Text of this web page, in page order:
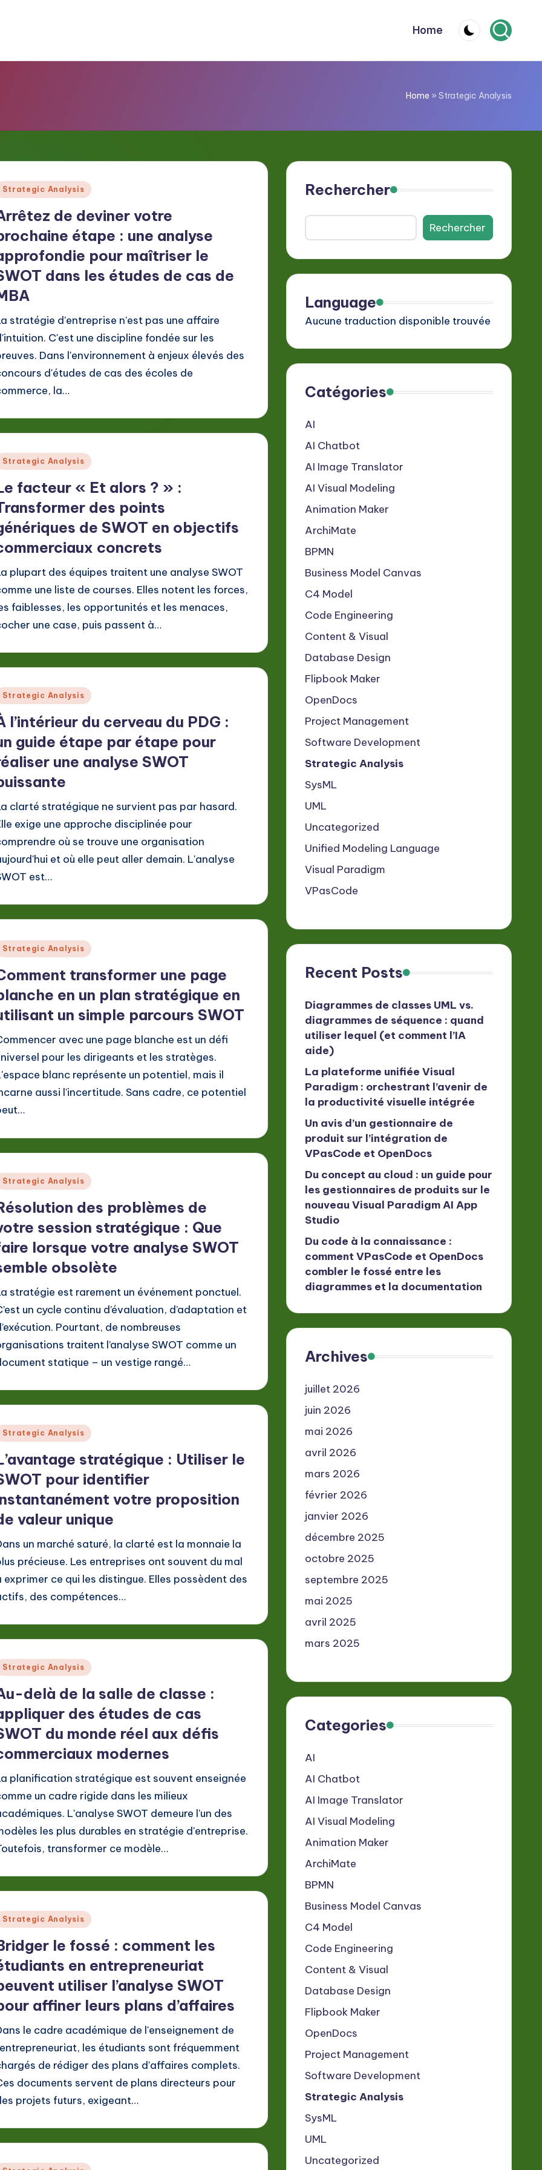
Home
Home » Strategic Analysis
Strategic Analysis
de deviner votre
étape : une analyse
pour maîtriser le
dans les études de cas de
stratégie d'entreprise n'est pas une affaire
C'est une discipline fondée sur les
Dans l'environnement à enjeux élevés des
d'études de cas des écoles de
la…
Strategic Analysis
facteur « Et alors ? » :
des points
de SWOT en objectifs
concrets
plupart des équipes traitent une analyse SWOT
une liste de courses. Elles notent les forces,
faiblesses, les opportunités et les menaces,
une case, puis passent à…
Strategic Analysis
l’intérieur du cerveau du PDG :
guide étape par étape pour
une analyse SWOT
clarté stratégique ne survient pas par hasard.
exige une approche disciplinée pour
où se trouve une organisation
et où elle peut aller demain. L'analyse
est…
Strategic Analysis
transformer une page
en un plan stratégique en
un simple parcours SWOT
avec une page blanche est un défi
pour les dirigeants et les stratèges.
blanc représente un potentiel, mais il
aussi l'incertitude. Sans cadre, ce potentiel
Strategic Analysis
des problèmes de
session stratégique : Que
lorsque votre analyse SWOT
obsolète
stratégie est rarement un événement ponctuel.
un cycle continu d’évaluation, d’adaptation et
Pourtant, de nombreuses
traitent l’analyse SWOT comme un
statique – un vestige rangé…
Strategic Analysis
stratégique : Utiliser le
pour identifier
votre proposition
valeur unique
un marché saturé, la clarté est la monnaie la
précieuse. Les entreprises ont souvent du mal
exprimer ce qui les distingue. Elles possèdent des
des compétences…
Strategic Analysis
delà de la salle de classe :
des études de cas
du monde réel aux défis
modernes
planification stratégique est souvent enseignée
un cadre rigide dans les milieux
L'analyse SWOT demeure l'un des
les plus durables en stratégie d'entreprise.
transformer ce modèle…
Strategic Analysis
le fossé : comment les
en entrepreneuriat
utiliser l’analyse SWOT
affiner leurs plans d’affaires
le cadre académique de l'enseignement de
les étudiants sont fréquemment
de rédiger des plans d'affaires complets.
documents servent de plans directeurs pour
projets futurs, exigeant…
Rechercher
Rechercher
Language
Aucune traduction disponible trouvée
Catégories
AI
AI Chatbot
AI Image Translator
AI Visual Modeling
Animation Maker
ArchiMate
BPMN
Business Model Canvas
C4 Model
Code Engineering
Content & Visual
Database Design
Flipbook Maker
OpenDocs
Project Management
Software Development
Strategic Analysis
SysML
UML
Uncategorized
Unified Modeling Language
Visual Paradigm
VPasCode
Recent Posts
Diagrammes de classes UML vs.
diagrammes de séquence : quand
utiliser lequel (et comment l’IA
aide)
La plateforme unifiée Visual
Paradigm : orchestrant l’avenir de
la productivité visuelle intégrée
Un avis d’un gestionnaire de
produit sur l’intégration de
VPasCode et OpenDocs
Du concept au cloud : un guide pour
les gestionnaires de produits sur le
nouveau Visual Paradigm AI App
Studio
Du code à la connaissance :
comment VPasCode et OpenDocs
combler le fossé entre les
diagrammes et la documentation
Archives
juillet 2026
juin 2026
mai 2026
avril 2026
mars 2026
février 2026
janvier 2026
décembre 2025
octobre 2025
septembre 2025
mai 2025
avril 2025
mars 2025
Categories
AI
AI Chatbot
AI Image Translator
AI Visual Modeling
Animation Maker
ArchiMate
BPMN
Business Model Canvas
C4 Model
Code Engineering
Content & Visual
Database Design
Flipbook Maker
OpenDocs
Project Management
Software Development
Strategic Analysis
SysML
UML
Uncategorized